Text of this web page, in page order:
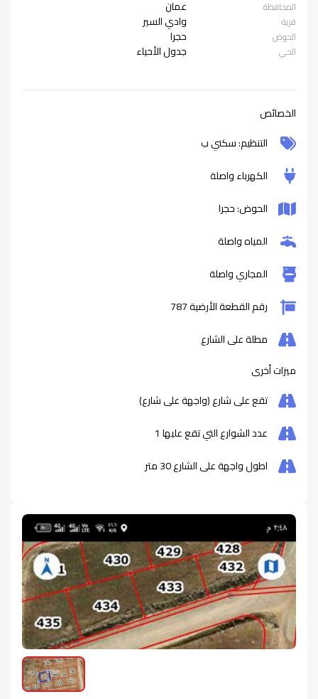
المحافظة عمان
قرية وادي السير
الحوض حجرا
الحي جدول الأحياء
الخصائص
التنظيم: سكني ب
الكهرباء واصلة
الحوض: حجرا
المياه واصلة
المجاري واصلة
رقم القطعة الأرضية 787
مطلة على الشارع
ميزات أخرى
تقع على شارع (واجهة على شارع)
عدد الشوارع التي تقع عليها 1
اطول واجهة على الشارع30متر